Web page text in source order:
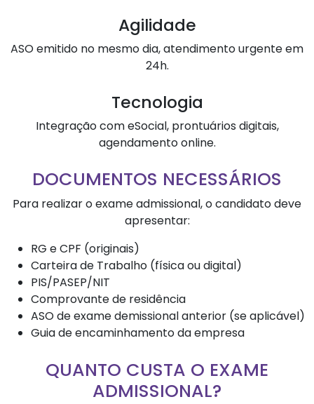
Agilidade
ASO emitido no mesmo dia, atendimento urgente em
24h.
Tecnologia
Integração com eSocial, prontuários digitais,
agendamento online.
DOCUMENTOS NECESSÁRIOS
Para realizar o exame admissional, o candidato deve
apresentar:
RG e CPF (originais)
Carteira de Trabalho (física ou digital)
PIS/PASEP/NIT
Comprovante de residência
ASO de exame demissional anterior (se aplicável)
Guia de encaminhamento da empresa
QUANTO CUSTA O EXAME
ADMISSIONAL?